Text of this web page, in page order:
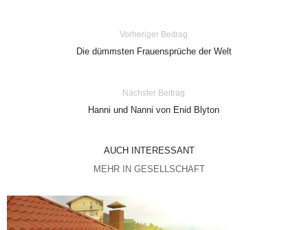
Vorheriger Beitrag
Die dümmsten Frauensprüche der Welt
Nächster Beitrag
Hanni und Nanni von Enid Blyton
AUCH INTERESSANT
MEHR IN GESELLSCHAFT